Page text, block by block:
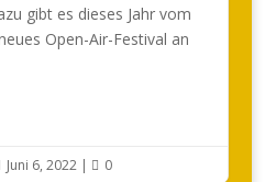
gibt es dieses Jahr vom
Open-Air-Festival an
Juni 6, 2022|  0